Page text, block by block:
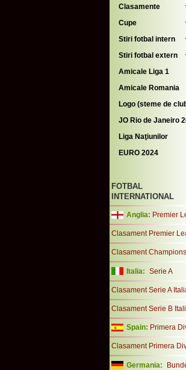
Clasamente
Cupe
Stiri fotbal intern
Stiri fotbal extern
Amicale Liga 1
Amicale Romania
Logo (steme de
JO Rio de Janeiro
Liga Naţiunilor
EURO 2024
FOTBAL
INTERNATIONAL
Anglia: Premier
Clasament Premier
Clasament
Italia: Serie A
Clasament Serie A
Clasament Serie B
Spain: Primera
Clasament Primera
Germania: